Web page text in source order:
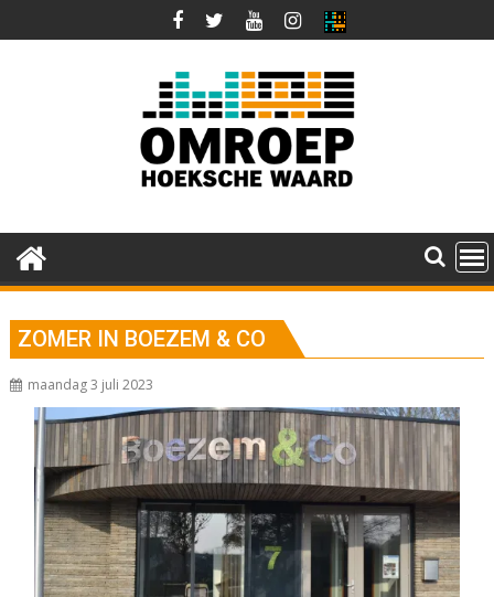
naar
ZOMER IN BOEZEM & CO
maandag 3 juli 2023